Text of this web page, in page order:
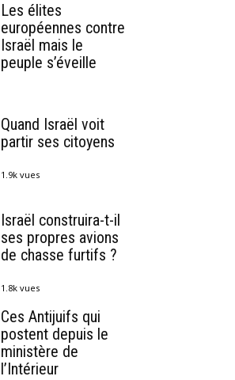
Les élites
européennes contre
Israël mais le
peuple s’éveille
Quand Israël voit
partir ses citoyens
1.9k vues
Israël construira-t-il
ses propres avions
de chasse furtifs ?
1.8k vues
Ces Antijuifs qui
postent depuis le
ministère de
l’Intérieur